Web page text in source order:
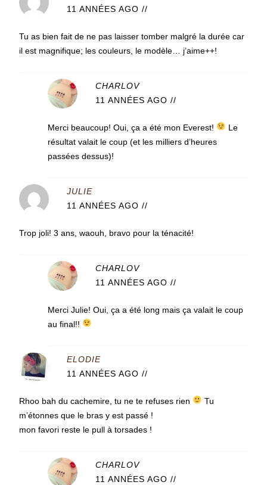
11 ANNÉES AGO //
Tu as bien fait de ne pas laisser tomber malgré la durée car
il est magnifique; les couleurs, le modèle… j’aime++!
CHARLOV
11 ANNÉES AGO //
Merci beaucoup! Oui, ça a été mon Everest!
Le
résultat valait le coup (et les milliers d’heures
passées dessus)!
JULIE
11 ANNÉES AGO //
Trop joli! 3 ans, waouh, bravo pour la ténacité!
CHARLOV
11 ANNÉES AGO //
Merci Julie! Oui, ça a été long mais ça valait le coup
au final!!
ELODIE
11 ANNÉES AGO //
Rhoo bah du cachemire, tu ne te refuses rien
Tu
m’étonnes que le bras y est passé !
mon favori reste le pull à torsades !
CHARLOV
11 ANNÉES AGO //